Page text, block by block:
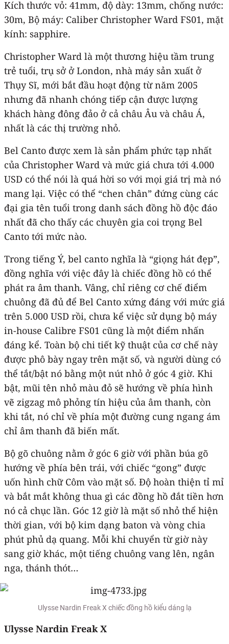
Kích thước vỏ: 41mm, độ dày: 13mm, chống nước:
30m, Bộ máy: Caliber Christopher Ward FS01, mặt
kính: sapphire.
Christopher Ward là một thương hiệu tầm trung
trẻ tuổi, trụ sở ở London, nhà máy sản xuất ở
Thụy Sĩ, mới bắt đầu hoạt động từ năm 2005
nhưng đã nhanh chóng tiếp cận được lượng
khách hàng đông đảo ở cả châu Âu và châu Á,
nhất là các thị trường nhỏ.
Bel Canto được xem là sản phẩm phức tạp nhất
của Christopher Ward và mức giá chưa tới 4.000
USD có thể nói là quá hời so với mọi giá trị mà nó
mang lại. Việc có thể “chen chân” đứng cùng các
đại gia tên tuổi trong danh sách đồng hồ độc đáo
nhất đã cho thấy các chuyên gia coi trọng Bel
Canto tới mức nào.
Trong tiếng Ý, bel canto nghĩa là “giọng hát đẹp”,
đồng nghĩa với việc đây là chiếc đồng hồ có thể
phát ra âm thanh. Vâng, chỉ riêng cơ chế điểm
chuông đã đủ để Bel Canto xứng đáng với mức giá
trên 5.000 USD rồi, chưa kể việc sử dụng bộ máy
in-house Calibre FS01 cũng là một điểm nhấn
đáng kể. Toàn bộ chi tiết kỹ thuật của cơ chế này
được phô bày ngay trên mặt số, và người dùng có
thể tắt/bật nó bằng một nút nhỏ ở góc 4 giờ. Khi
bật, mũi tên nhỏ màu đỏ sẽ hướng về phía hình
vẽ zigzag mô phỏng tín hiệu của âm thanh, còn
khi tắt, nó chỉ về phía một đường cung ngang ám
chỉ âm thanh đã biến mất.
Bộ gõ chuông nằm ở góc 6 giờ với phần búa gõ
hướng về phía bên trái, với chiếc “gong” được
uốn hình chữ Côm vào mặt số. Độ hoàn thiện tỉ mỉ
và bắt mắt không thua gì các đồng hồ đắt tiền hơn
nó cả chục lần. Góc 12 giờ là mặt số nhỏ thể hiện
thời gian, với bộ kim dạng baton và vòng chia
phút phủ dạ quang. Mỗi khi chuyển từ giờ này
sang giờ khác, một tiếng chuông vang lên, ngân
nga, thánh thót…
Ulysse Nardin Freak X chiếc đồng hồ kiểu dáng lạ
Ulysse Nardin Freak X